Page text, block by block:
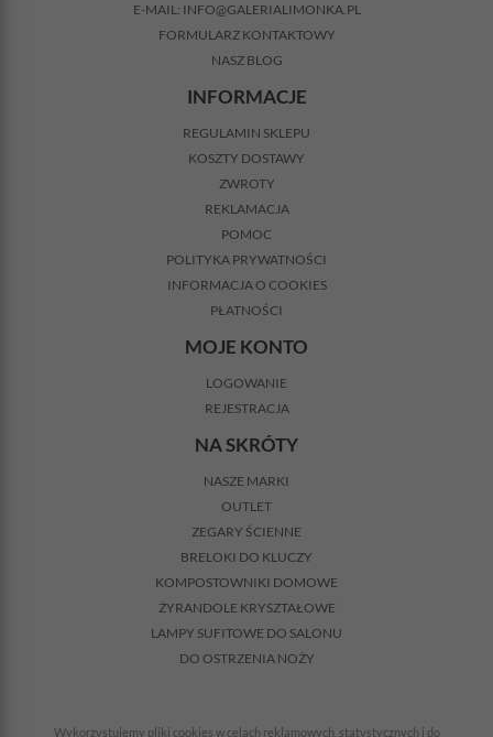
E-MAIL: INFO@GALERIALIMONKA.PL
FORMULARZ KONTAKTOWY
NASZ BLOG
INFORMACJE
REGULAMIN SKLEPU
KOSZTY DOSTAWY
ZWROTY
REKLAMACJA
POMOC
POLITYKA PRYWATNOŚCI
INFORMACJA O COOKIES
PŁATNOŚCI
MOJE KONTO
LOGOWANIE
REJESTRACJA
NA SKRÓTY
NASZE MARKI
OUTLET
ZEGARY ŚCIENNE
BRELOKI DO KLUCZY
KOMPOSTOWNIKI DOMOWE
ŻYRANDOLE KRYSZTAŁOWE
LAMPY SUFITOWE DO SALONU
DO OSTRZENIA NOŻY
Wykorzystujemy pliki cookies w celach reklamowych, statystycznych i do